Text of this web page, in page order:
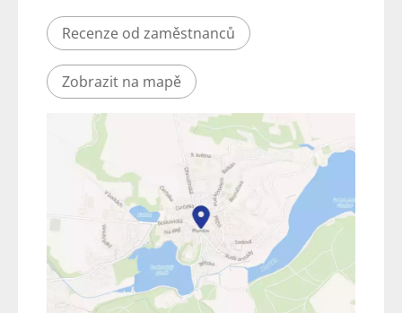
Recenze od zaměstnanců
Zobrazit na mapě